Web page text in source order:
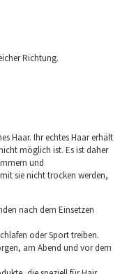
Richtung.
Haar. Ihr echtes Haar erhält
möglich ist. Es ist daher
und
sie nicht trocken werden,
nach dem Einsetzen
oder Sport treiben.
am Abend und vor dem